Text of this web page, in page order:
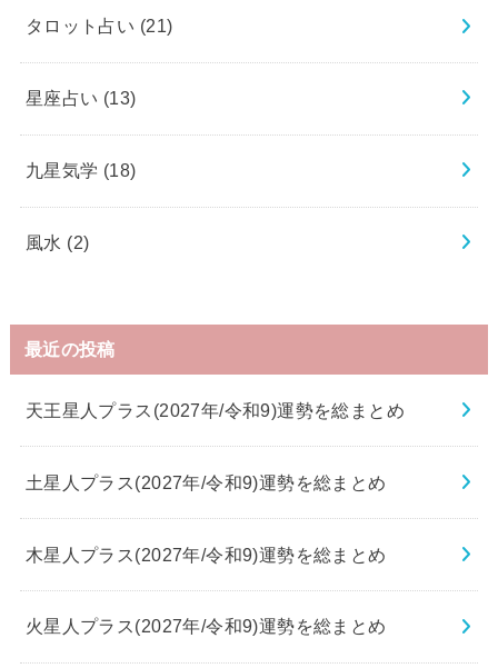
タロット占い (21)
星座占い (13)
九星気学 (18)
風水 (2)
最近の投稿
天王星人プラス(2027年/令和9)運勢を総まとめ
土星人プラス(2027年/令和9)運勢を総まとめ
木星人プラス(2027年/令和9)運勢を総まとめ
火星人プラス(2027年/令和9)運勢を総まとめ